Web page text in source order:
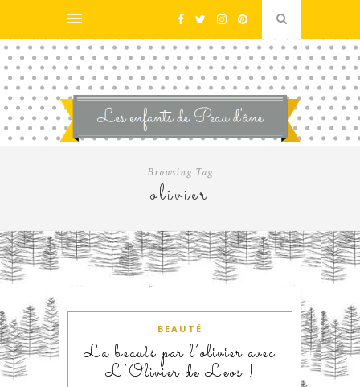
Browsing Tag
olivier
BEAUTÉ
La beauté par l’olivier avec
L’Olivier de Leos !